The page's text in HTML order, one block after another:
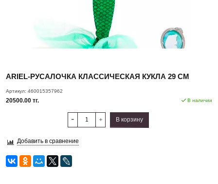
ARIEL-РУСАЛОЧКА КЛАССИЧЕСКАЯ КУКЛА 29 СМ
Артикул: 460015357962
20500.00 тг. В наличии
В корзину
Добавить в сравнение